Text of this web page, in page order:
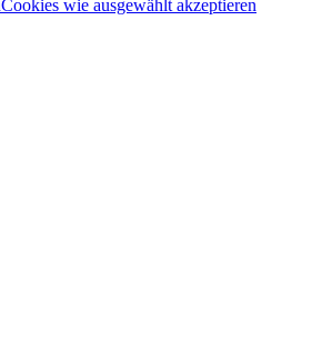
Cookies wie ausgewählt akzeptieren